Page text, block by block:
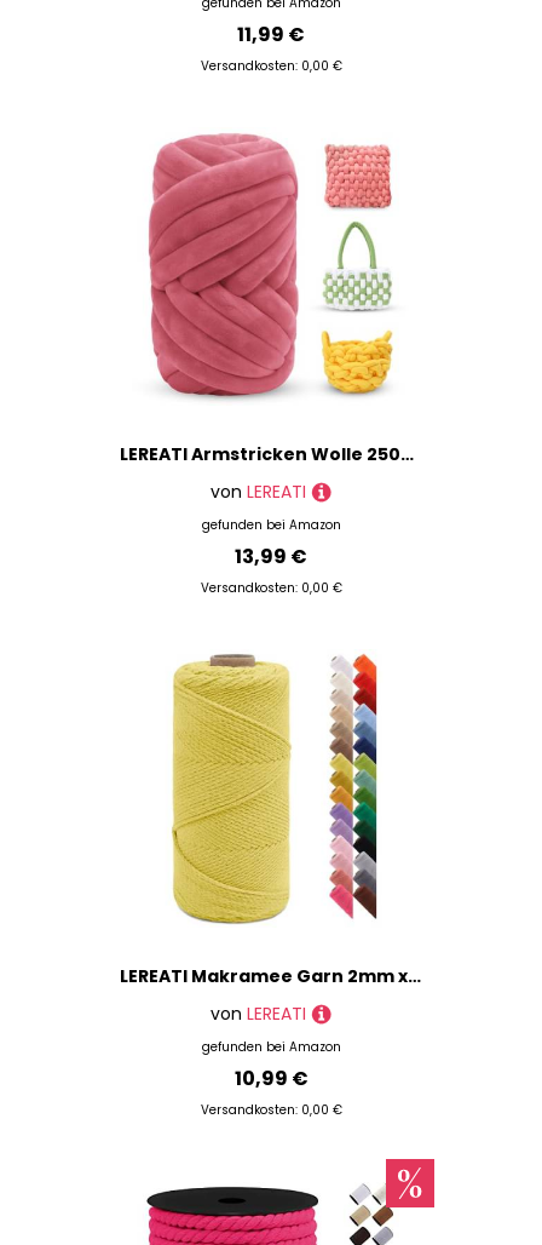
11,99 €
Versandkosten: 0,00 €
LEREATI Armstricken Wolle 250g Dicke Wolle zum Handstricken Chunky Yarn Schlauchgarn Häkelwolle Dickes Garn zum Häkeln Stricken, für Anfänger, Decken, Tasche, Handstrickgarn (Wassermelonenrot)
von LEREATI
gefunden bei Amazon
13,99 €
Versandkosten: 0,00 €
LEREATI Makramee Garn 2mm x 150m Häkeltasche Kordel Geflochten Baumwollgarn Baumwollkordel Natur Makramee Seil Häkelgarn für Handtasche, Wandbehang, Hängepflanze, Vorhang, Geschenk (Zitronengelb)
von LEREATI
gefunden bei Amazon
10,99 €
Versandkosten: 0,00 €